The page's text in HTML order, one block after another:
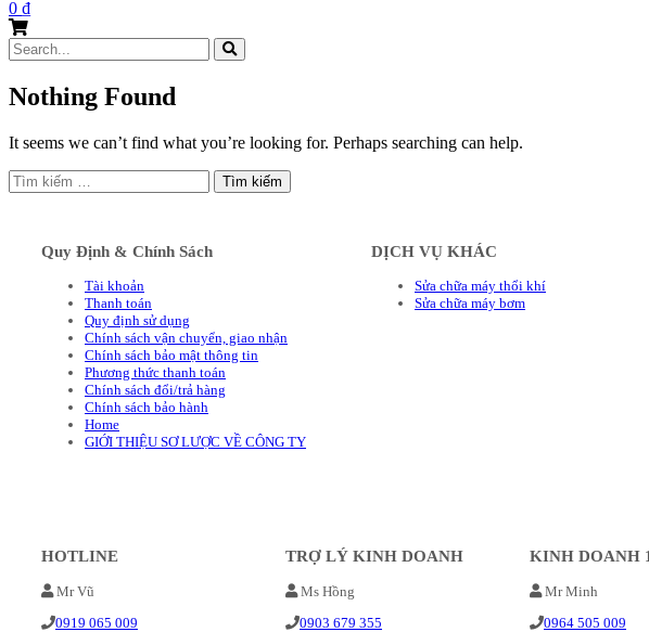
0 ₫
Search
for:
Nothing Found
It seems we can’t find what you’re looking for. Perhaps searching can help.
Tìm
kiếm
Quy Định & Chính Sách
Tài khoản
Thanh toán
Quy định sử dụng
Chính sách vận chuyển, giao nhận
Chính sách bảo mật thông tin
Phương thức thanh toán
Chính sách đổi/trả hàng
Chính sách bảo hành
Home
GIỚI THIỆU SƠ LƯỢC VỀ CÔNG TY
DỊCH VỤ KHÁC
Sửa chữa máy thổi khí
Sửa chữa máy bơm
HOTLINE
Mr Vũ
0919 065 009
TRỢ LÝ KINH DOANH
Ms Hồng
0903 679 355
KINH DOANH
Mr Minh
0964 505 009